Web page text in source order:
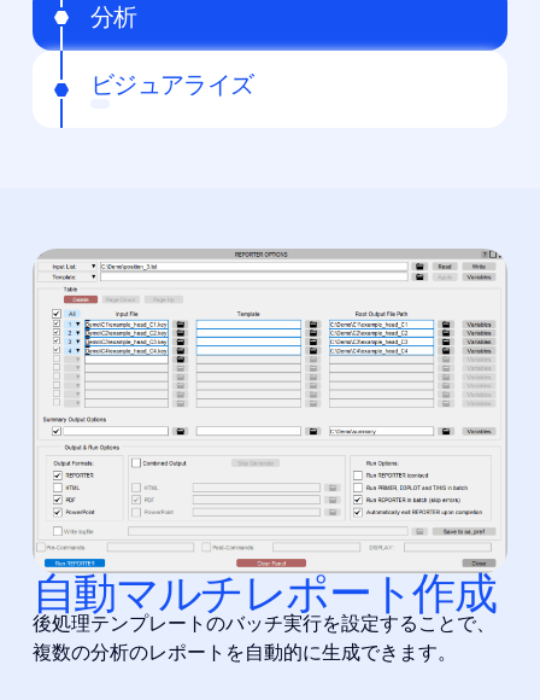
分析
ビジュアライズ
自動マルチレポート作成
後処理テンプレートのバッチ実行を設定することで、
複数の分析のレポートを自動的に生成できます。